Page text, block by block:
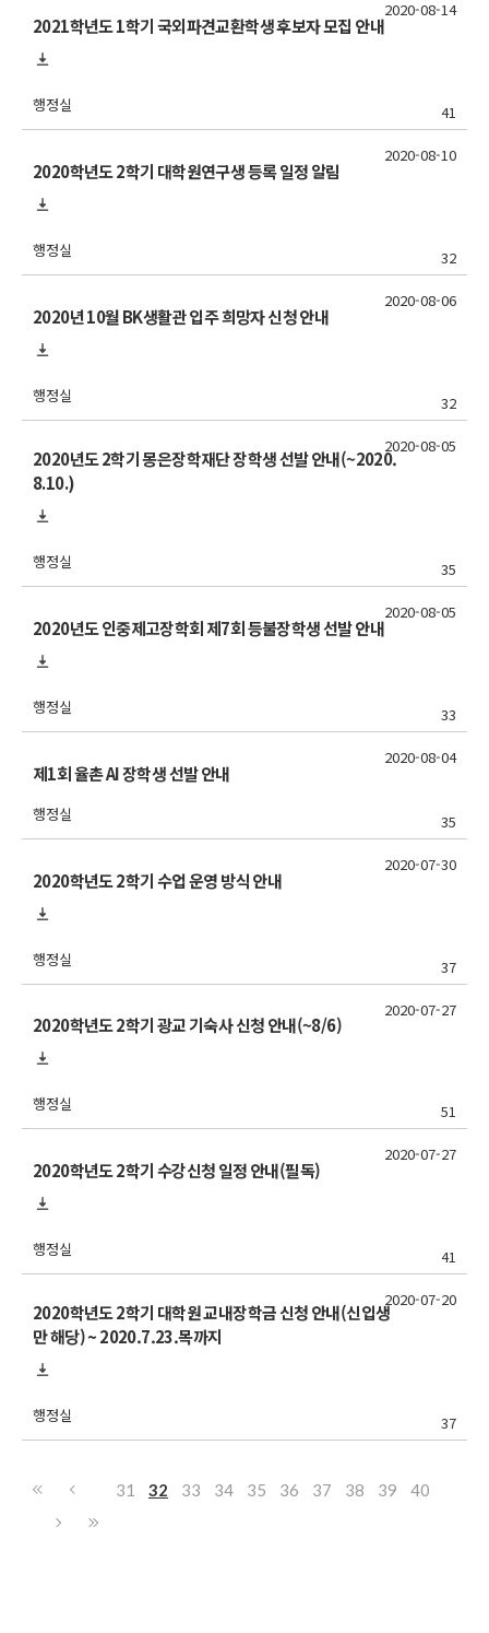
2021학년도 1학기 국외파견교환학생 후보자 모집 안내
행정실 41
2020-08-14
2020학년도 2학기 대학원연구생 등록 일정 알림
행정실 32
2020-08-10
2020년 10월 BK생활관 입주 희망자 신청 안내
행정실 32
2020-08-06
2020년도 2학기 몽은장학재단 장학생 선발 안내(~2020.
8.10.)
행정실 35
2020-08-05
2020년도 인중제고장학회 제7회 등불장학생 선발 안내
행정실 33
2020-08-05
제1회 율촌 AI 장학생 선발 안내
행정실 35
2020-08-04
2020학년도 2학기 수업 운영 방식 안내
행정실 37
2020-07-30
2020학년도 2학기 광교 기숙사 신청 안내(~8/6)
행정실 51
2020-07-27
2020학년도 2학기 수강신청 일정 안내(필독)
행정실 41
2020-07-27
2020학년도 2학기 대학원 교내장학금 신청 안내(신입생
만 해당) ~ 2020.7.23.목까지
행정실 37
2020-07-20
31 32 33 34 35 36 37 38 39 40